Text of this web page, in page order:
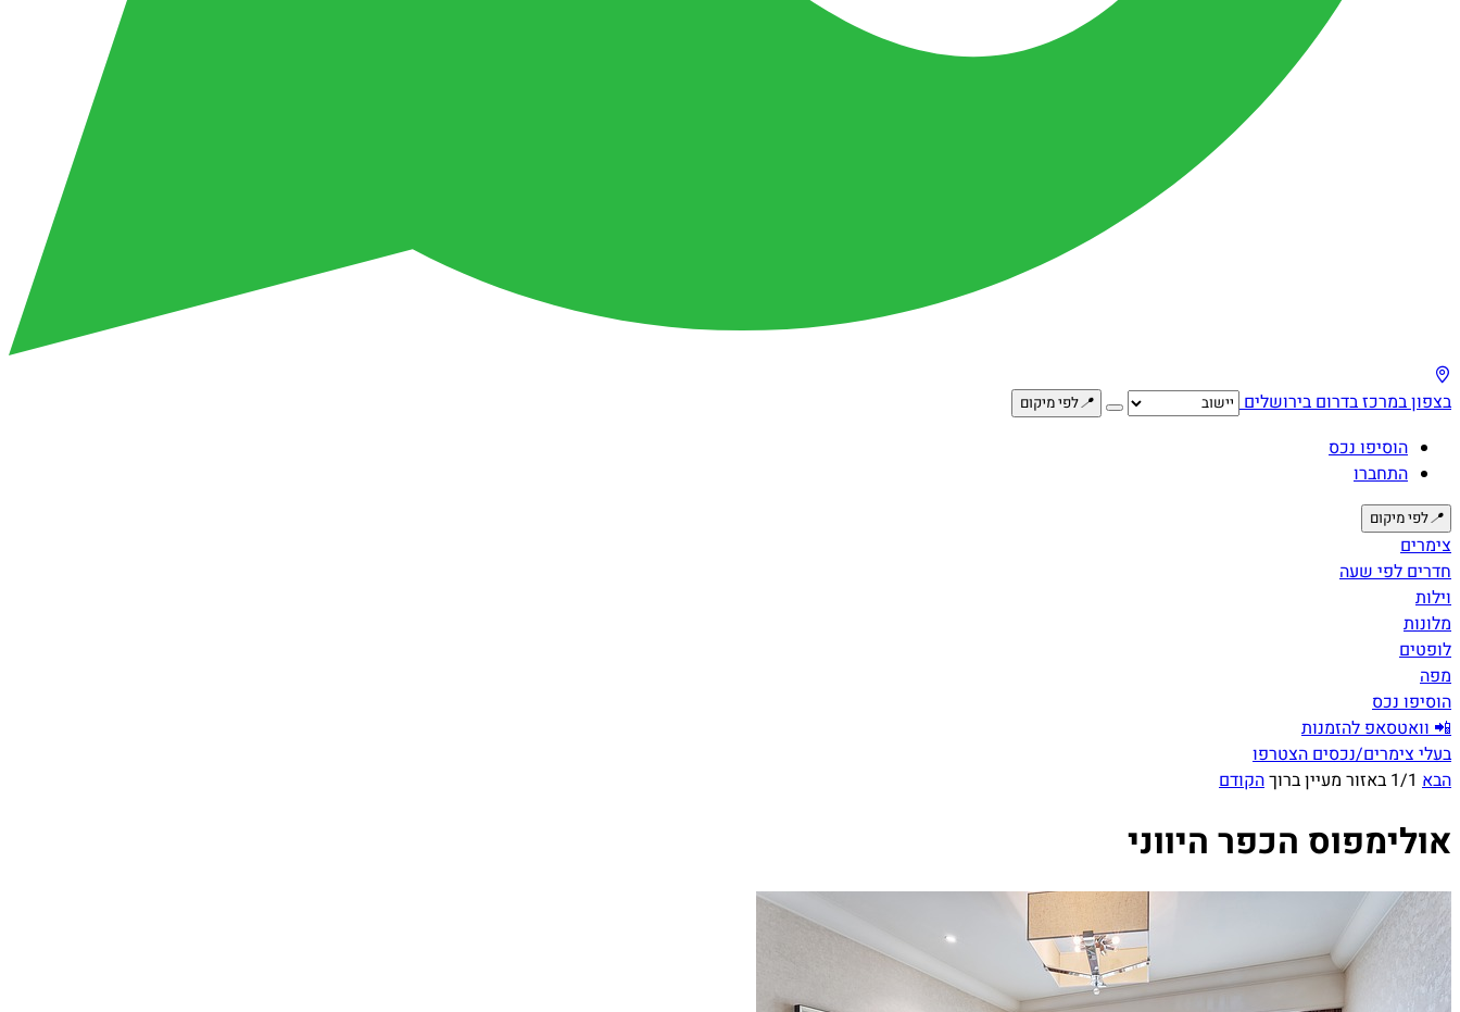
בצפוןבמרכזבדרוםבירושלים 📍לפי מיקום
הוסיפו נכס
התחברו
📍לפי מיקום
צימרים
חדרים לפי שעה
וילות
מלונות
לופטים
מפה
הוסיפו נכס
📲 וואטסאפ להזמנות
בעלי צימרים/נכסים הצטרפו
הבא 1/1 באזור מעיין ברוך הקודם
אולימפוס הכפר היווני